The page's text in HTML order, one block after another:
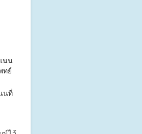
นน
ทย์
นที่